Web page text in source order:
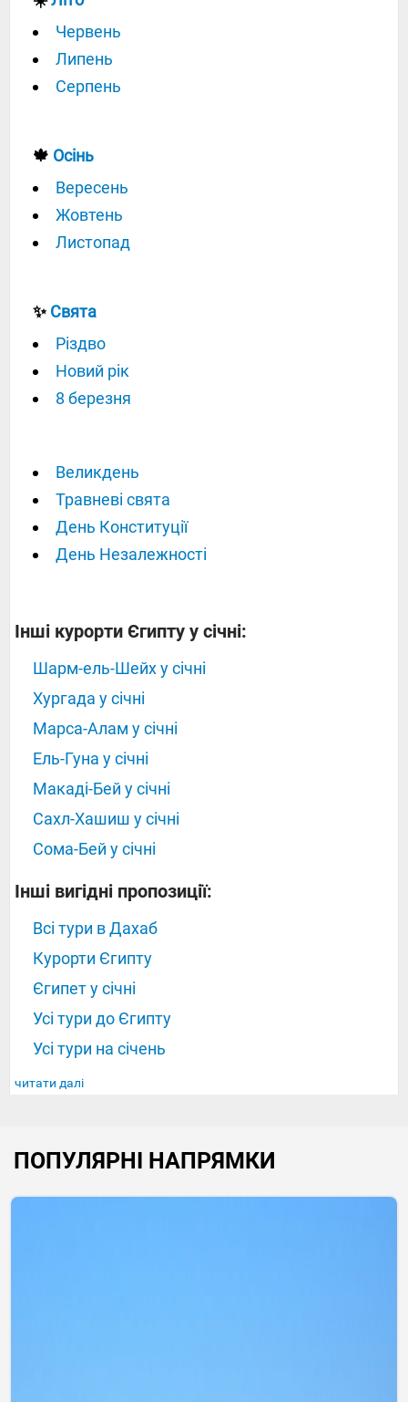
Червень
Липень
Серпень
🍁 Осінь
Вересень
Жовтень
Листопад
✨Свята
Різдво
Новий рік
8 березня
Великдень
Травневі свята
День Конституції
День Незалежності
Інші курорти Єгипту у січні:
Шарм-ель-Шейх у січні
Хургада у січні
Марса-Алам у січні
Ель-Гуна у січні
Макаді-Бей у січні
Сахл-Хашиш у січні
Сома-Бей у січні
Інші вигідні пропозиції:
Всі тури в Дахаб
Курорти Єгипту
Єгипет у січні
Усі тури до Єгипту
Усі тури на січень
читати далі
ПОПУЛЯРНІ НАПРЯМКИ